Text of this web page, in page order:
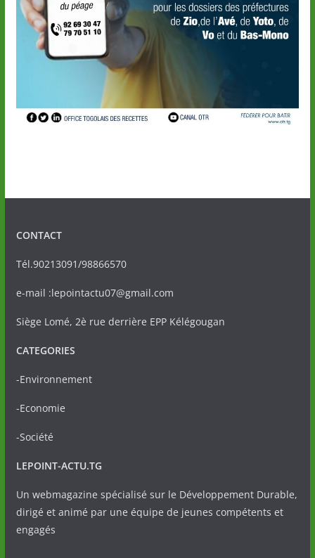
CONTACT
Tél.90213091/98866570
e-mail :lepointactu07@gmail.com
Siège Lomé, 2è rue derrière EPP Kélégougan
CATEGORIES
-Environnement
-Economie
-Société
LEPOINT-ACTU.TG
Un webmagazine spécialisé sur le Développement Durable,
dirigé et animé par une équipe de jeunes compétents et
engagés